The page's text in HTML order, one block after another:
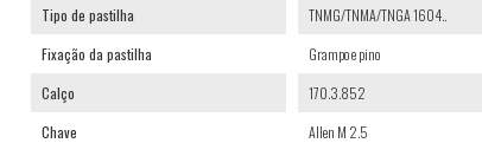
Tipo de pastilha
TNMG/TNMA/TNGA 1604..
Fixação da pastilha
Grampo e pino
Calço
170.3.852
Chave
Allen M 2.5